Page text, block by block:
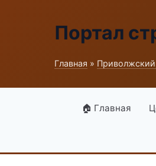
Портал
Главная »
🏠 Главная